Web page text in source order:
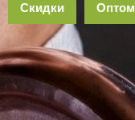
Скидки Оптом